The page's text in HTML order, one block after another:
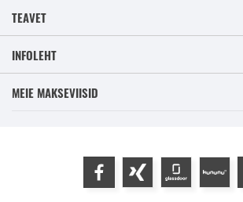
TEAVET
INFOLEHT
MEIE MAKSEVIISID